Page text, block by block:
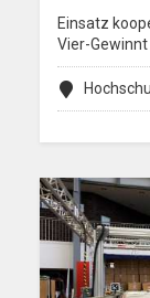
Einsatz
Vier-Gewinnt